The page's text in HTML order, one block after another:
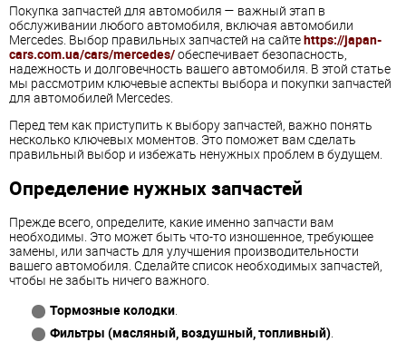
Покупка запчастей для автомобиля — важный этап в
обслуживании любого автомобиля, включая автомобили
Mercedes. Выбор правильных запчастей на сайтеhttps://japan-
cars.com.ua/cars/mercedes/обеспечивает безопасность,
надежность и долговечность вашего автомобиля. В этой статье
мы рассмотрим ключевые аспекты выбора и покупки запчастей
для автомобилей Mercedes.
Перед тем как приступить к выбору запчастей, важно понять
несколько ключевых моментов. Это поможет вам сделать
правильный выбор и избежать ненужных проблем в будущем.
Определение нужных запчастей
Прежде всего, определите, какие именно запчасти вам
необходимы. Это может быть что-то изношенное, требующее
замены, или запчасть для улучшения производительности
вашего автомобиля. Сделайте список необходимых запчастей,
чтобы не забыть ничего важного.
Тормозные колодки.
Фильтры (масляный, воздушный, топливный).